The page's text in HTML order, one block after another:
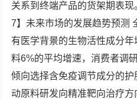
关系到终端产品的货架期表现
7】未来市场的发展趋势预测
有医学背景的生物活性成分
料6%的平均增速，消费者调
倾向选择含免疫调节成分的
动原料研发向精准靶向治疗方